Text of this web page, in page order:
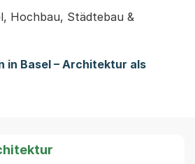
Hochbau, Städtebau &
in Basel – Architektur als
einen Download)